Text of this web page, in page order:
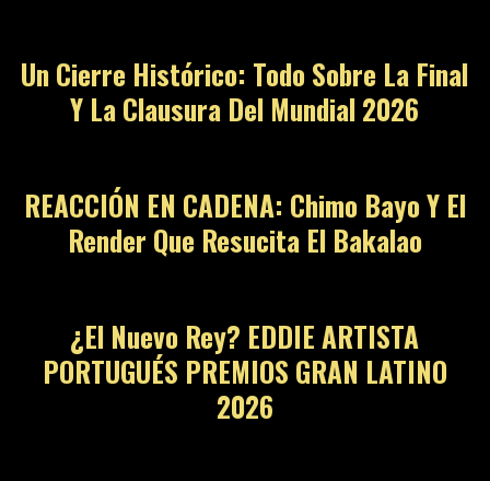
Un Cierre Histórico: Todo Sobre La Final
Y La Clausura Del Mundial 2026
10
REACCIÓN EN CADENA: Chimo Bayo Y El
Render Que Resucita El Bakalao
11
¿El Nuevo Rey? EDDIE ARTISTA
PORTUGUÉS PREMIOS GRAN LATINO
2026